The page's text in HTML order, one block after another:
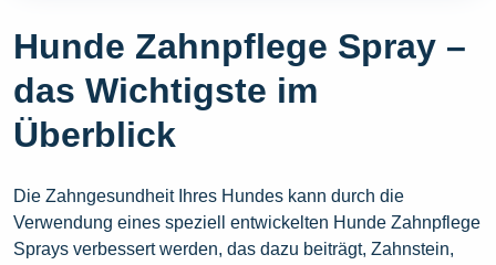
Hunde Zahnpflege Spray –
das Wichtigste im
Überblick
Die Zahngesundheit Ihres Hundes kann durch die
Verwendung eines speziell entwickelten Hunde Zahnpflege
Sprays verbessert werden, das dazu beiträgt, Zahnstein,